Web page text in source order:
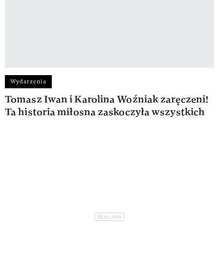
Wydarzenia
Tomasz Iwan i Karolina Woźniak zaręczeni!
Ta historia miłosna zaskoczyła wszystkich